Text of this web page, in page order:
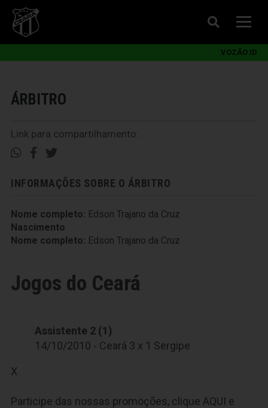
VOZÃO ID
ÁRBITRO
Link para compartilhamento:
INFORMAÇÕES SOBRE O ÁRBITRO
Nome completo: Edson Trajano da Cruz
Nascimento
Nome completo: Edson Trajano da Cruz
Jogos do Ceará
Assistente 2 (1)
14/10/2010 - Ceará 3 x 1 Sergipe
X
Participe das nossas promoções, clique AQUI e